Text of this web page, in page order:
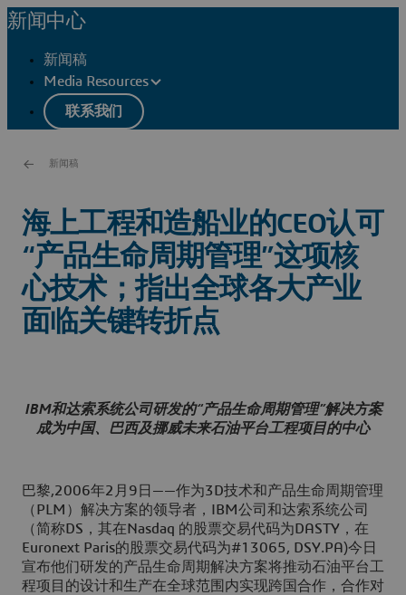
新闻中心
新闻稿
Media Resources
联系我们
新闻稿
海上工程和造船业的CEO认可
“产品生命周期管理”这项核
心技术；指出全球各大产业
面临关键转折点
IBM和达索系统公司研发的“产品生命周期管理”解决方案
成为中国、巴西及挪威未来石油平台工程项目的中心
巴黎,2006年2月9日——作为3D技术和产品生命周期管理
（PLM）解决方案的领导者，IBM公司和达索系统公司
（简称DS，其在Nasdaq 的股票交易代码为DASTY，在
Euronext Paris的股票交易代码为#13065, DSY.PA)今日
宣布他们研发的产品生命周期解决方案将推动石油平台工
程项目的设计和生产在全球范围内实现跨国合作，合作对